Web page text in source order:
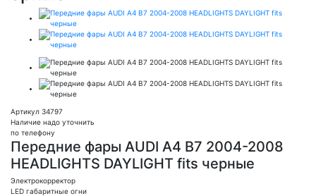
Артикул 34797
Наличие надо уточнить
по телефону
Передние фары AUDI A4 B7 2004-2008
HEADLIGHTS DAYLIGHT fits черные
Электрокорректор
LED габаритные огни